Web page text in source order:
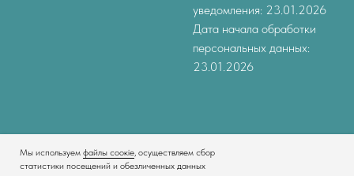
Мы используем файлы соокіе, осуществляем сбор
статистики посещений и обезличенных данных
уведомления: 23.01.2026
Дата начала обработки
персональных данных:
23.01.2026